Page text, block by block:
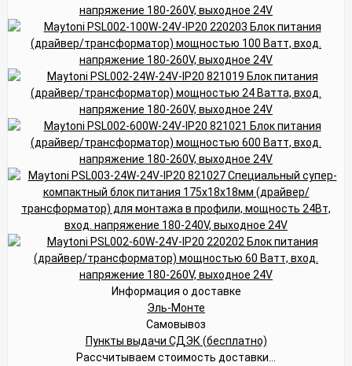
Информация о доставке
Эль-Монте
Самовывоз
Пункты выдачи СДЭК (бесплатно)
Рассчитываем стоимость доставки...